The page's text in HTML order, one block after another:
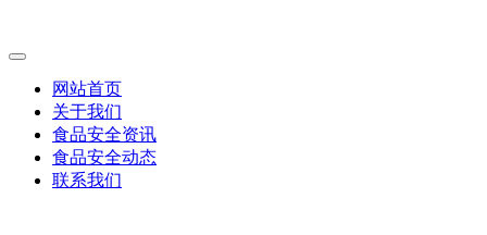
网站首页
关于我们
食品安全资讯
食品安全动态
联系我们